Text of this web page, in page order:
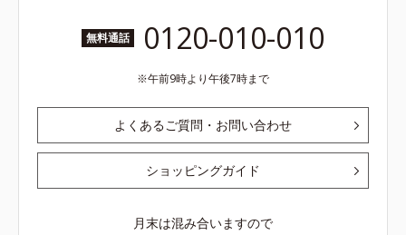
無料通話 0120-010-010
午前9時より午後7時まで
よくあるご質問・お問い合わせ
ショッピングガイド
月末は混み合いますので